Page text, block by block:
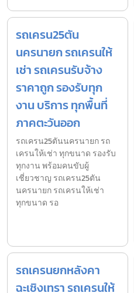
รถเครน25ตัน
นครนายก รถเครนให้
เช่า รถเครนรับจ้าง
ราคาถูก รองรับทุก
งาน บริการ ทุกพื้นที่
ภาคตะวันออก
รถเครน25ตันนครนายก รถ
เครนให้เช่า ทุกขนาด รองรับ
ทุกงาน พร้อมคนขับผู้
เชี่ยวชาญ รถเครน25ตัน
นครนายก รถเครนให้เช่า
ทุกขนาด รอ
รถเครนยกหลังคา
ฉะเชิงเทรา รถเครนให้